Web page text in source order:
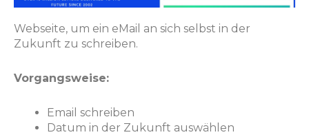
Webseite, um ein eMail an sich selbst in der
Zukunft zu schreiben.
Vorgangsweise:
Email schreiben
Datum in der Zukunft auswählen